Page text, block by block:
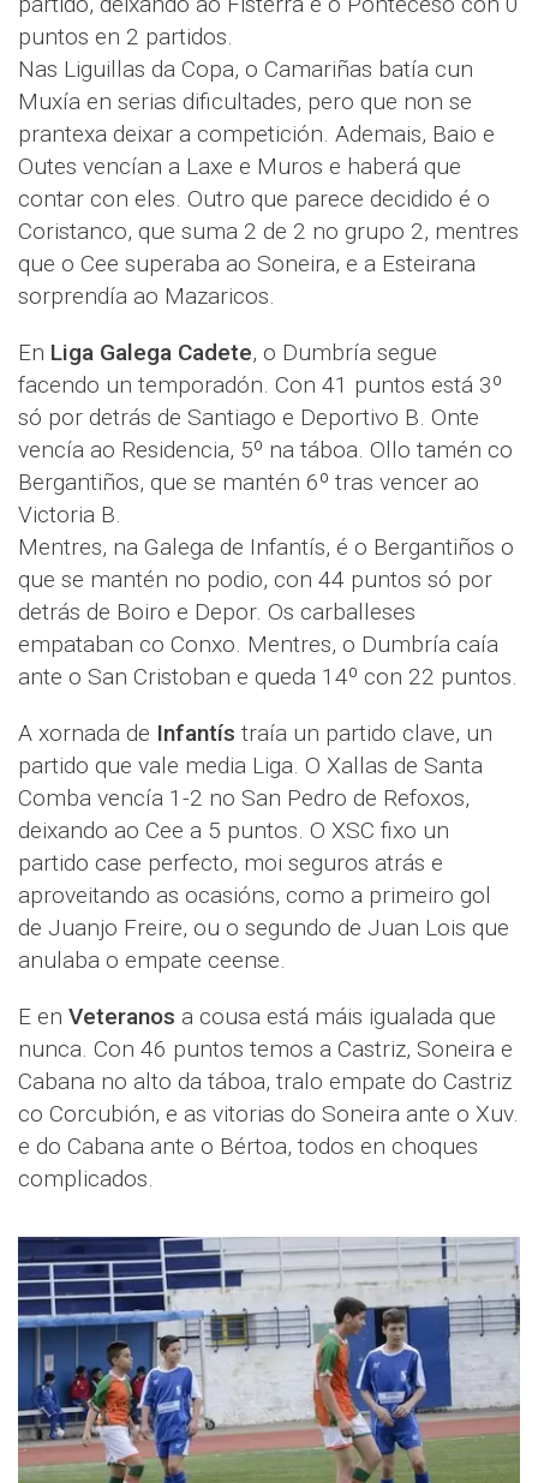
puntos en 2 partidos.
Nas Liguillas da Copa, o Camariñas batía cun
Muxía en serias dificultades, pero que non se
prantexa deixar a competición. Ademais, Baio e
Outes vencían a Laxe e Muros e haberá que
contar con eles. Outro que parece decidido é o
Coristanco, que suma 2 de 2 no grupo 2, mentres
que o Cee superaba ao Soneira, e a Esteirana
sorprendía ao Mazaricos.
En Liga Galega Cadete, o Dumbría segue
facendo un temporadón. Con 41 puntos está 3º
só por detrás de Santiago e Deportivo B. Onte
vencía ao Residencia, 5º na táboa. Ollo tamén co
Bergantiños, que se mantén 6º tras vencer ao
Victoria B.
Mentres, na Galega de Infantís, é o Bergantiños o
que se mantén no podio, con 44 puntos só por
detrás de Boiro e Depor. Os carballeses
empataban co Conxo. Mentres, o Dumbría caía
ante o San Cristoban e queda 14º con 22 puntos.
A xornada de Infantís traía un partido clave, un
partido que vale media Liga. O Xallas de Santa
Comba vencía 1-2 no San Pedro de Refoxos,
deixando ao Cee a 5 puntos. O XSC fixo un
partido case perfecto, moi seguros atrás e
aproveitando as ocasións, como a primeiro gol
de Juanjo Freire, ou o segundo de Juan Lois que
anulaba o empate ceense.
E en Veteranos a cousa está máis igualada que
nunca. Con 46 puntos temos a Castriz, Soneira e
Cabana no alto da táboa, tralo empate do Castriz
co Corcubión, e as vitorias do Soneira ante o Xuv.
e do Cabana ante o Bértoa, todos en choques
complicados.